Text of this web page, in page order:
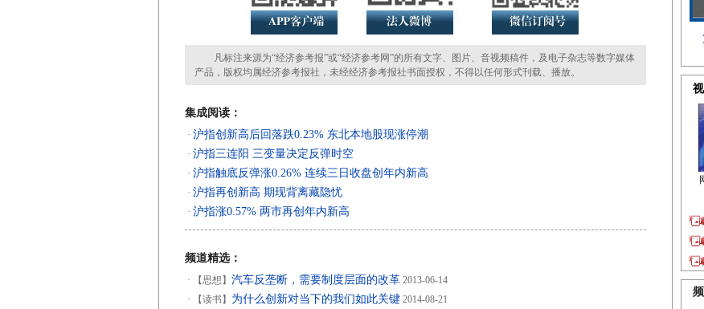
凡标注来源为“经济参考报”或“经济参考网”的所有文字、图片、音视频稿件，及电子杂志等数字媒体
产品，版权均属经济参考报社，未经经济参考报社书面授权，不得以任何形式刊载、播放。
集成阅读：
· 沪指创新高后回落跌0.23% 东北本地股现涨停潮
· 沪指三连阳 三变量决定反弹时空
· 沪指触底反弹涨0.26% 连续三日收盘创年内新高
· 沪指再创新高 期现背离藏隐忧
· 沪指涨0.57% 两市再创年内新高
频道精选：
· 【思想】 汽车反垄断，需要制度层面的改革 2013-06-14
·
【读书】 为什么创新对当下的我们如此关键 2014-08-21